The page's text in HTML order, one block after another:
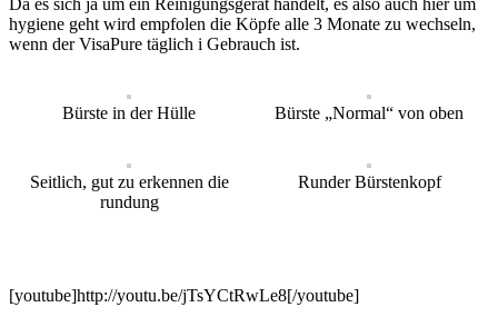
Da es sich ja um ein Reinigungsgerät handelt, es also auch hier um
hygiene geht wird empfolen die Köpfe alle 3 Monate zu wechseln,
wenn der VisaPure täglich i Gebrauch ist.
Bürste in der Hülle Bürste „Normal“ von oben
Seitlich, gut zu erkennen die
rundung
Runder Bürstenkopf
[youtube]http://youtu.be/jTsYCtRwLe8[/youtube]